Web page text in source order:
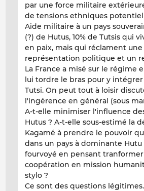
par une force militaire
de tensions ethniques
Aide militaire à un pays
(?) de Hutus, 10% de Tutsis qui
en paix, mais qui réclament
représentation politique et un
La France a misé sur le régime
lui tordre le bras pour y
Tutsi. On peut tout à loisir
l'ingérence en général (sous
A-t-elle minimiser l'influence
Hutus ? A-t-elle sous-estimé la
Kagamé à prendre le pouvoir
dans un pays à dominante Hutu
fourvoyé en pensant
coopération en mission
stylo ?
Ce sont des questions légitimes.